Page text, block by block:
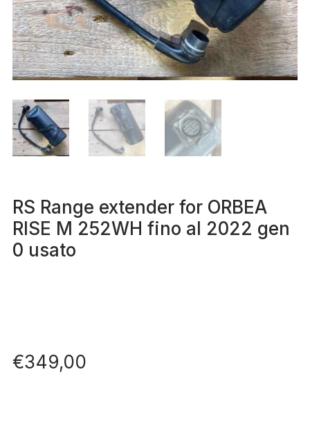
RS Range extender for ORBEA
RISE M 252WH fino al 2022 gen
0 usato
€349,00